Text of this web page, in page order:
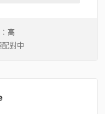
高
對中